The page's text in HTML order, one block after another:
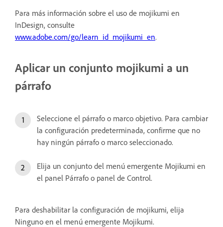
Para más información sobre el uso de mojikumi en
InDesign, consulte
www.adobe.com/go/learn_id_mojikumi_en.
Aplicar un conjunto mojikumi a un
párrafo
Seleccione el párrafo o marco objetivo. Para cambiar
la configuración predeterminada, confirme que no
hay ningún párrafo o marco seleccionado.
Elija un conjunto del menú emergente Mojikumi en
el panel Párrafo o panel de Control.
Para deshabilitar la configuración de mojikumi, elija
Ninguno en el menú emergente Mojikumi.